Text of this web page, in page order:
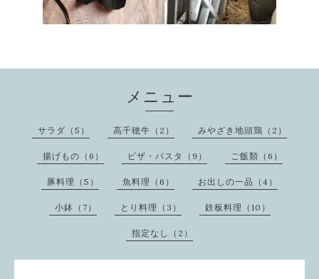
メニュー
サラダ（5） 高千穂牛（2） みやざき地頭鶏（2）
揚げもの（6） ピザ・パスタ（9） ご飯類（6）
豚料理（5） 魚料理（6） お出しの一品（4）
小鉢（7） とり料理（3） 鉄板料理（10）
指定なし（2）